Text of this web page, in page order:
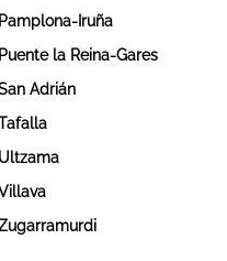
Pamplona-Iruña
Puente la Reina-Gares
Adrián
Ultzama